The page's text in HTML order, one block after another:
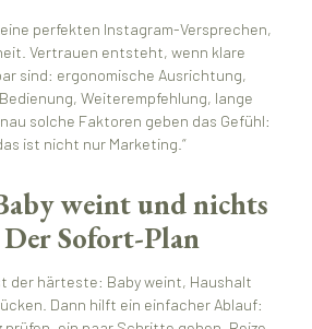
perfekten Instagram-Versprechen,
Vertrauen entsteht, wenn klare
sind: ergonomische Ausrichtung,
Weiterempfehlung, lange
solche Faktoren geben das Gefühl:
ist nicht nur Marketing.“
weint und nichts
Sofort-Plan
der härteste: Baby weint, Haushalt
Dann hilft ein einfacher Ablauf: